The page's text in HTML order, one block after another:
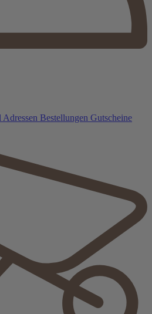
Adressen Bestellungen Gutscheine